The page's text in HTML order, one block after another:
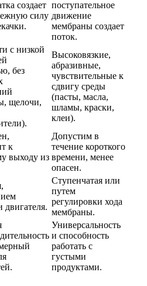
создает
силу
поступательное
движение
мембраны создает
поток.
с низкой
без
щелочи,
Высоковязкие,
абразивные,
чувствительные к
сдвигу среды
(пасты, масла,
шламы, краски,
клеи).
к
выходу из
Допустим в
течение короткого
времени, менее
опасен.
двигателя.
Ступенчатая или
путем
регулировки хода
мембраны.
Универсальность
и способность
работать с
густыми
продуктами.